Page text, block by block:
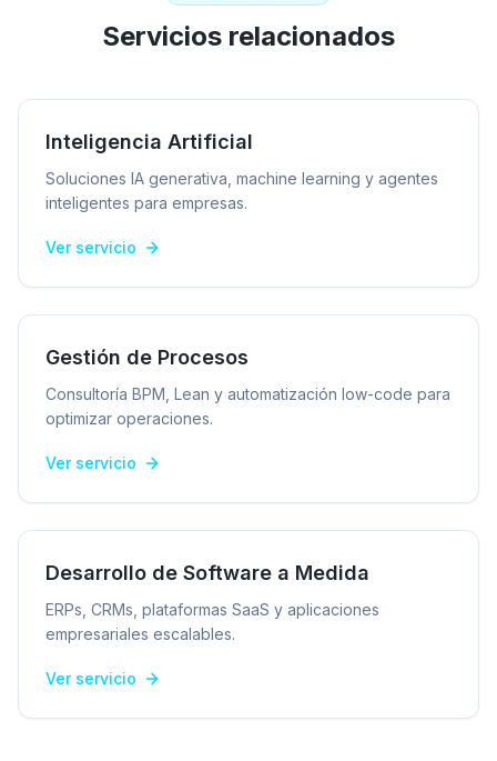
Servicios relacionados
Inteligencia Artificial
Soluciones IA generativa, machine learning y agentes
inteligentes para empresas.
Ver servicio
Gestión de Procesos
Consultoría BPM, Lean y automatización low-code para
optimizar operaciones.
Ver servicio
Desarrollo de Software a Medida
ERPs, CRMs, plataformas SaaS y aplicaciones
empresariales escalables.
Ver servicio